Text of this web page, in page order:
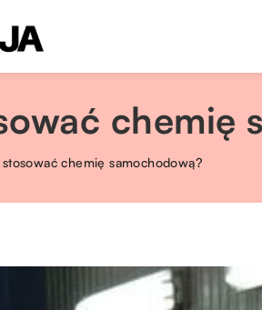
chemię
stosować chemię samochodową?